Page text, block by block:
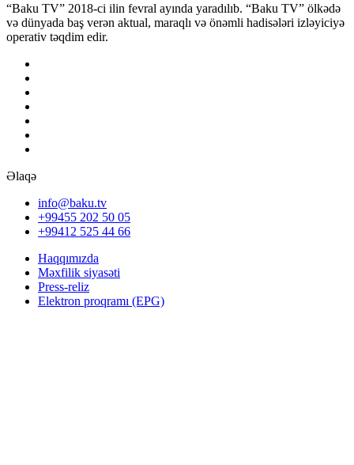
“Baku TV” 2018-ci ilin fevral ayında yaradılıb. “Baku TV” ölkədə
və dünyada baş verən aktual, maraqlı və önəmli hadisələri izləyiciyə
operativ təqdim edir.
Əlaqə
info@baku.tv
+99455 202 50 05
+99412 525 44 66
Haqqımızda
Məxfilik siyasəti
Press-reliz
Elektron proqramı (EPG)